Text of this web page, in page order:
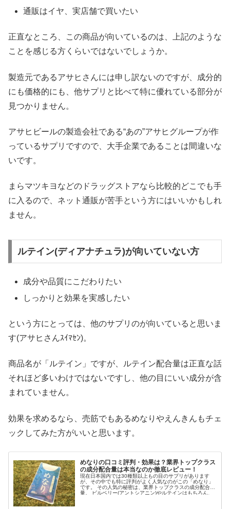
通販はイヤ、実店舗で買いたい
正直なところ、この商品が向いているのは、上記のような
ことを感じる方くらいではないでしょうか。
製造元であるアサヒさんには申し訳ないのですが、成分的
にも価格的にも、他サプリと比べて特に優れている部分が
見つかりません。
アサヒビールの製造会社である“あの”アサヒグループが作
っているサプリですので、大手企業であることは間違いな
いです。
まらマツキヨなどのドラッグストアなら比較的どこでも手
に入るので、ネット通販が苦手という方にはいいかもしれ
ません。
ルテイン(ディアナチュラ)が向いていない方
成分や品質にこだわりたい
しっかりと効果を実感したい
という方にとっては、他のサプリのが向いていると思いま
す(アサヒさんｽｲﾏｾﾝ)。
商品名が「ルテイン」ですが、ルテイン配合量は正直な話
それほど多いわけではないですし、他の目にいい成分が含
まれていません。
効果を求めるなら、売筋でもあるめなりやえんきんもチェ
ックしてみた方がいいと思います。
めなりの口コミ評判・効果は？業界トップクラス
の成分配合量は本当なのか徹底レビュー！
現在日本国内では30種類以上もの目のサプリがあります
が、その中でも特に評判がよく人気なのがこの「めなり」
です。 その人気の秘密は、業界トップクラスの成分配合
量。 ビルベリー(アントシアニン)やルテインはもちろん、